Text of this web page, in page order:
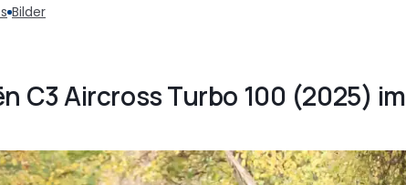
Bilder
C3 Aircross Turbo 100 (2025) im